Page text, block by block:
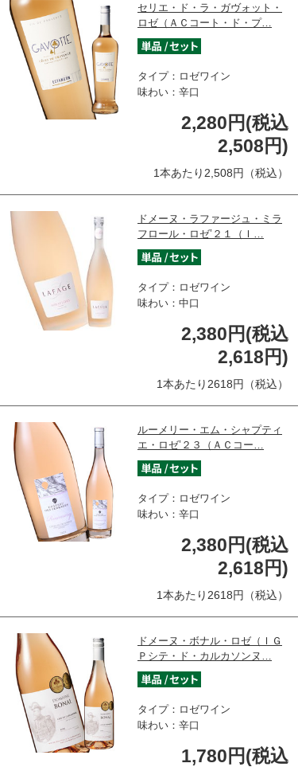
セリエ・ド・ラ・ガヴォット・
ロゼ（ＡＣコート・ド・プ…
タイプ：ロゼワイン
味わい：辛口
2,280円(税込
2,508円)
1本あたり2,508円（税込）
ドメーヌ・ラファージュ・ミラ
フロール・ロゼ’２１（Ｉ…
タイプ：ロゼワイン
味わい：中口
2,380円(税込
2,618円)
1本あたり2618円（税込）
ルーメリー・エム・シャプティ
エ・ロゼ’２３（ＡＣコー…
タイプ：ロゼワイン
味わい：辛口
2,380円(税込
2,618円)
1本あたり2618円（税込）
ドメーヌ・ボナル・ロゼ（ＩＧ
Ｐシテ・ド・カルカソンヌ…
タイプ：ロゼワイン
味わい：辛口
1,780円(税込